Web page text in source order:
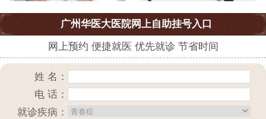
广州华医大医院网上自助挂号入口
网上预约 便捷就医 优先就诊 节省时间
姓 名：
电 话：
就诊疾病：